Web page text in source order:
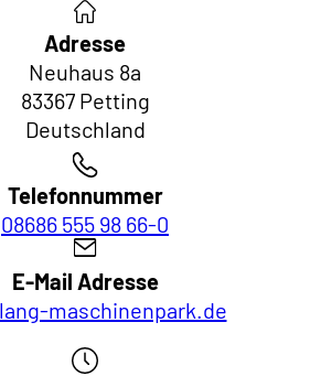
Adresse
Neuhaus 8a
83367 Petting
Deutschland
Telefonnummer
08686 555 98 66-0
E-Mail Adresse
maschinenpark.de